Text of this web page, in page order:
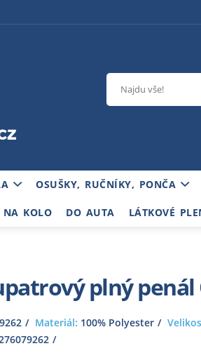
OSUŠKY, RUČNÍKY, PONČA
NA KOLO DO AUTA LÁTKOVÉ
plný penál
Materiál: 100% Polyester